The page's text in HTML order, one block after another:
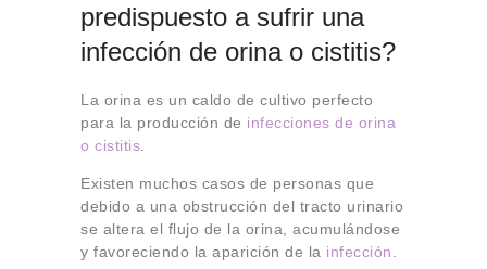
predispuesto a sufrir una
infección de orina o cistitis?
La orina es un caldo de cultivo perfecto
para la producción de infecciones de orina
o cistitis
Existen muchos casos de personas que
debido a una obstrucción del tracto urinario
se altera el flujo de la orina, acumulándose
y favoreciendo la aparición de la infección